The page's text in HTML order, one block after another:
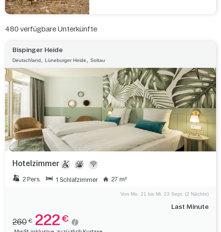
480 verfügbare Unterkünfte
Bispinger Heide
Deutschland, Lüneburger Heide, Soltau
Hotelzimmer
2 Pers. 1 Schlafzimmer 27 m²
Last Minute
Von Mo. 21 bis Mi. 23 Sept. (2 Nächte)
260 € 222 €